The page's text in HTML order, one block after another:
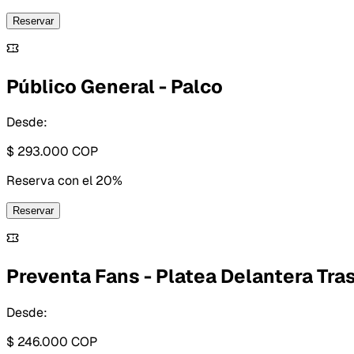
Reservar
Público General - Palco
Desde:
$ 293.000 COP
Reserva con el 20%
Reservar
Preventa Fans - Platea Delantera
Desde:
$ 246.000 COP